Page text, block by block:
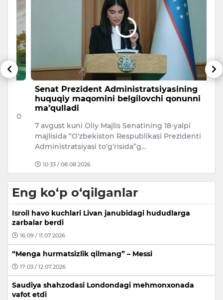
Senat Prezident Administratsiyasining
huquqiy maqomini belgilovchi qonunni
ma’qulladi
7 avgust kuni Oliy Majlis Senatining 18-yalpi
majlisida “O‘zbekiston Respublikasi Prezidenti
Administratsiyasi to‘g‘risida”g…
10:33 / 08.08.2026
Eng ko‘p o‘qilganlar
Isroil havo kuchlari Livan janubidagi hududlarga
zarbalar berdi
16:09 / 11.07.2026
“Menga hurmatsizlik qilmang” – Messi
17:03 / 12.07.2026
Saudiya shahzodasi Londondagi mehmonxonada
vafot etdi